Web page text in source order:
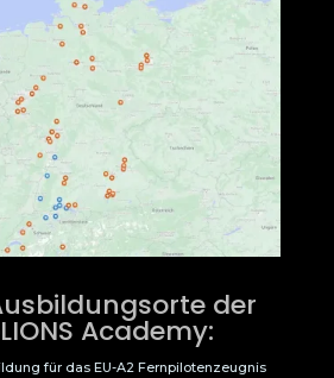
der
Academy:
für das EU-A2 Fernpilotenzeugnis